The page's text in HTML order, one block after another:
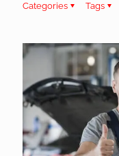
Categories Tags